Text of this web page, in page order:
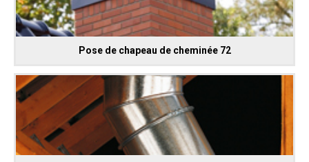
Pose de chapeau de cheminée 72